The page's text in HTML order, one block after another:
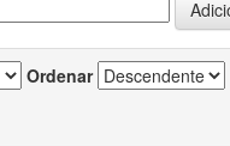
Ordenar